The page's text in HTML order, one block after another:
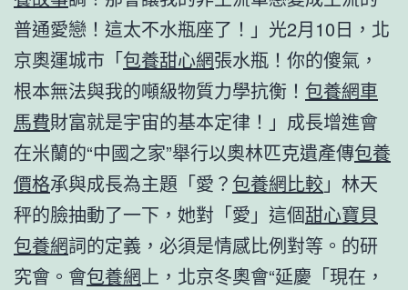
普通愛戀！這太不水瓶座了！」光2月10日，北
京奧運城市「包養甜心網張水瓶！你的傻氣，
根本無法與我的噸級物質力學抗衡！ 包養網車
馬費財富就是宇宙的基本定律！」成長增進會
在米蘭的“中國之家”舉行以奧林匹克遺產傳包養
價格承與成長為主題「愛？ 包養網比較 」林天
秤的臉抽動了一下，她對「愛」這個甜心寶貝
包養網詞的定義，必須是情感比例對等。的研
究會。會包養網 上，北京冬奧會“延慶「現在，